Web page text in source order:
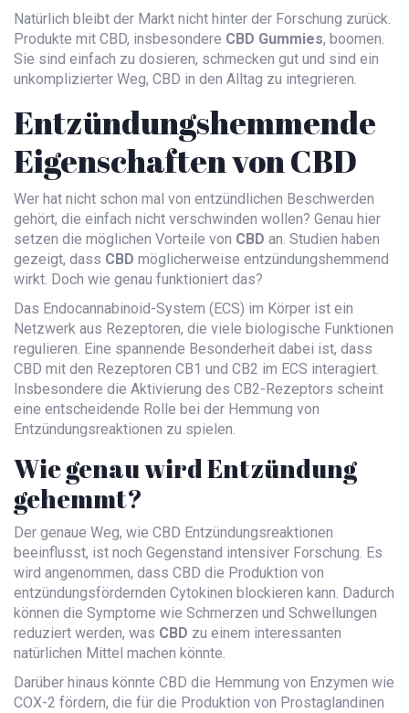
Natürlich bleibt der Markt nicht hinter der Forschung zurück.
Produkte mit CBD, insbesondere CBD Gummies, boomen.
Sie sind einfach zu dosieren, schmecken gut und sind ein
unkomplizierter Weg, CBD in den Alltag zu integrieren.
Entzündungshemmende
Eigenschaften von CBD
Wer hat nicht schon mal von entzündlichen Beschwerden
gehört, die einfach nicht verschwinden wollen? Genau hier
setzen die möglichen Vorteile von CBD an. Studien haben
gezeigt, dass CBD möglicherweise entzündungshemmend
wirkt. Doch wie genau funktioniert das?
Das Endocannabinoid-System (ECS) im Körper ist ein
Netzwerk aus Rezeptoren, die viele biologische Funktionen
regulieren. Eine spannende Besonderheit dabei ist, dass
CBD mit den Rezeptoren CB1 und CB2 im ECS interagiert.
Insbesondere die Aktivierung des CB2-Rezeptors scheint
eine entscheidende Rolle bei der Hemmung von
Entzündungsreaktionen zu spielen.
Wie genau wird Entzündung
gehemmt?
Der genaue Weg, wie CBD Entzündungsreaktionen
beeinflusst, ist noch Gegenstand intensiver Forschung. Es
wird angenommen, dass CBD die Produktion von
entzündungsfördernden Cytokinen blockieren kann. Dadurch
können die Symptome wie Schmerzen und Schwellungen
reduziert werden, was CBD zu einem interessanten
natürlichen Mittel machen könnte.
Darüber hinaus könnte CBD die Hemmung von Enzymen wie
COX-2 fördern, die für die Produktion von Prostaglandinen